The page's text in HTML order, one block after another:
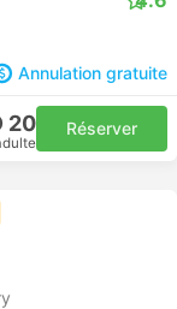
Annulation gratuite
20 Réserver